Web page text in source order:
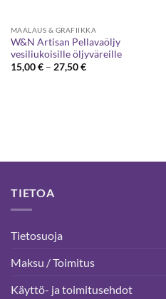
MAALAUS & GRAFIIKKA
W&N Artisan Pellavaöljy
vesiliukoisille öljyväreille
15,00€ – 27,50€Hintaluokka:
TIETOA
Tietosuoja
Maksu / Toimitus
Käyttö- ja toimitusehdot